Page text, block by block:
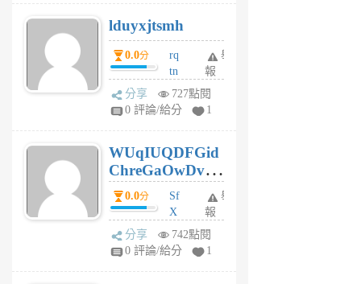
月
前
lduyxjtsmh
0.0分
rq
tn
jt
gl
個
月
前
舉
報
分享
727點閱
0 評論/給分
1
WUqIUQDFGid
ChreGaOwDv
dY0.0分
Sf
X
Pe
Jc
舉
報
分享
742點閱
0 評論/給分
1